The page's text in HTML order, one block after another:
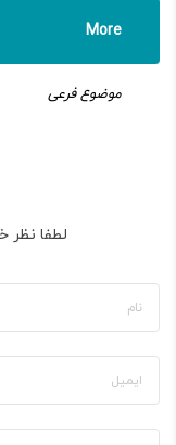
More
موضوع فرعی
لطفا نظر